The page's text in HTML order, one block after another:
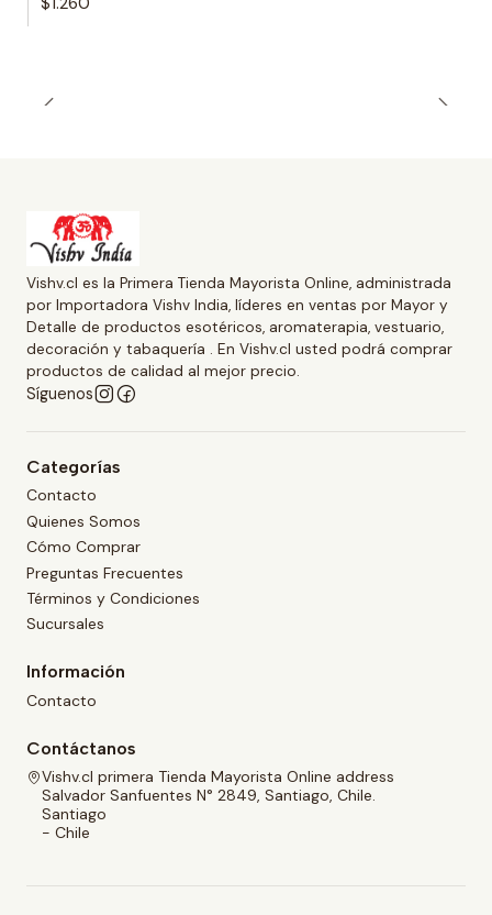
Vishv.cl es la Primera Tienda Mayorista Online, administrada
por Importadora Vishv India, líderes en ventas por Mayor y
Detalle de productos esotéricos, aromaterapia, vestuario,
decoración y tabaquería . En Vishv.cl usted podrá comprar
productos de calidad al mejor precio.
Síguenos
Categorías
Contacto
Quienes Somos
Cómo Comprar
Preguntas Frecuentes
Términos y Condiciones
Sucursales
Información
Contacto
Contáctanos
Vishv.cl primera Tienda Mayorista Online address
Salvador Sanfuentes N° 2849, Santiago, Chile.
Santiago
- Chile